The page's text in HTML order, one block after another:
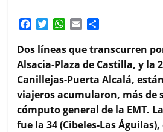
c
e
b
o
o
k
i
t
t
e
r
W
a
t
s
A
p
p
a
i
l
m
p
a
r
t
i
r
Dos líneas que transcurren
Alsacia-Plaza de Castilla, y la
Canillejas-Puerta Alcalá,
viajeros acumularon, más de
cómputo general de la EMT.
fue la 34 (Cibeles-Las